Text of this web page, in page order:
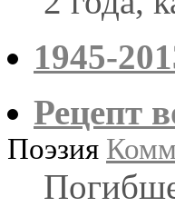
1945-
Рецепт
Поэзия